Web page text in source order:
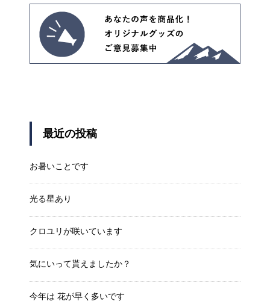
最近の投稿
お暑いことです
光る星あり
クロユリが咲いています
気にいって貰えましたか？
今年は 花が早く多いです